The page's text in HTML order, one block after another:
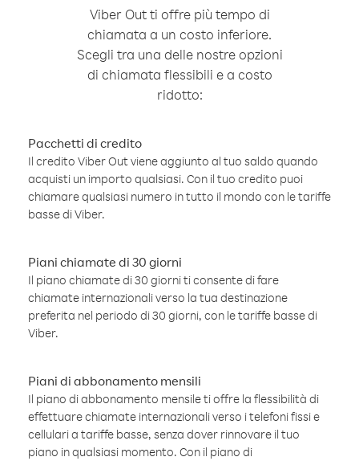
Viber Out ti offre più tempo di
chiamata a un costo inferiore.
Scegli tra una delle nostre opzioni
di chiamata flessibili e a costo
ridotto:
Pacchetti di credito
Il credito Viber Out viene aggiunto al tuo saldo quando
acquisti un importo qualsiasi. Con il tuo credito puoi
chiamare qualsiasi numero in tutto il mondo con le tariffe
basse di Viber.
Piani chiamate di 30 giorni
Il piano chiamate di 30 giorni ti consente di fare
chiamate internazionali verso la tua destinazione
preferita nel periodo di 30 giorni, con le tariffe basse di
Viber.
Piani di abbonamento mensili
Il piano di abbonamento mensile ti offre la flessibilità di
effettuare chiamate internazionali verso i telefoni fissi e
cellulari a tariffe basse, senza dover rinnovare il tuo
piano in qualsiasi momento. Con il piano di